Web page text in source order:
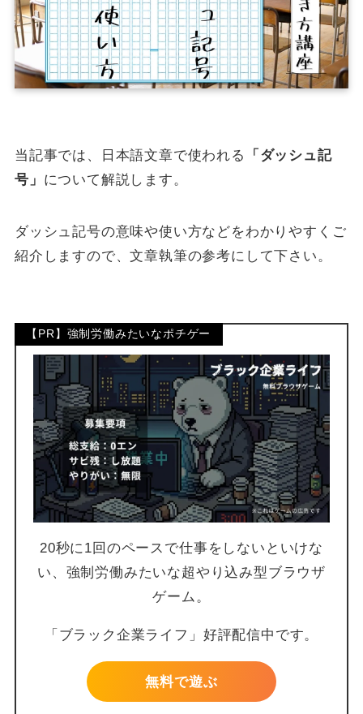
当記事では、日本語文章で使われる
「ダッシュ記
号」 について解説します。
ダッシュ記号の意味や使い方などをわかりやすくご
紹介しますので、文章執筆の参考にして下さい。
【PR】強制労働みたいなポチゲー
20秒に1回のペースで仕事をしないといけな
い、強制労働みたいな超やり込み型ブラウザ
ゲーム。
「ブラック企業ライフ」好評配信中です。
無料で遊ぶ